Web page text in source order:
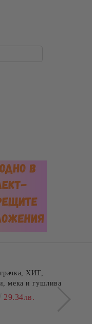
ХИТ,
мека и гушлива
29.34лв.